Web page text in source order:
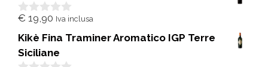
5
0
u
5
€ 19,90 Iva inclusa
Kikè Fina Traminer Aromatico IGP Terre
Siciliane